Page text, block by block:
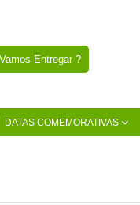
Entregar ?
DATAS COMEMORATIVAS